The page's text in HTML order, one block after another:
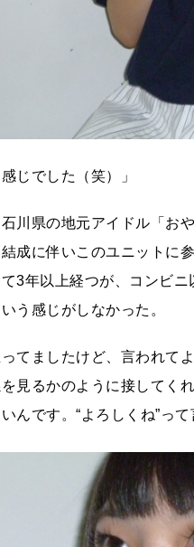
じでした（笑）」
川県の地元アイドル「お
成に伴いこのユニットに
3年以上経つが、コンビ
う感じがしなかった。
てましたけど、言われ
見るかのように接して
んです。“よろしくね”っ